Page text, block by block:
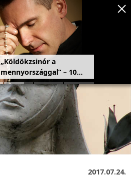
2017.07.24.
„Köldökzsinór a
mennyországgal” – 10
férfi vallomása a
rózsafüzérről